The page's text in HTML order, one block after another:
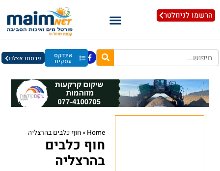
הרשמו לניוזלטר
אינדקס
עסקים פרסמו אצלנו
Home
»חוף כלבים בהרצליה
חוף כלבים
בהרצליה